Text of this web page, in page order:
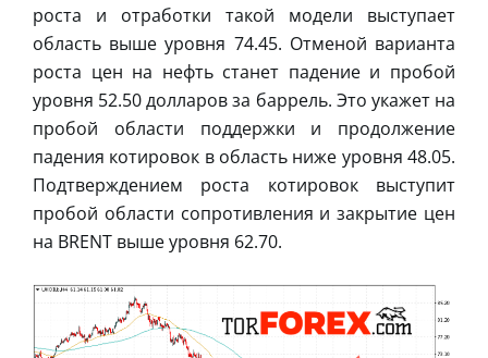
роста и отработки такой модели выступает
область выше уровня 74.45. Отменой варианта
роста цен на нефть станет падение и пробой
уровня 52.50 долларов за баррель. Это укажет на
пробой области поддержки и продолжение
падения котировок в область ниже уровня 48.05.
Подтверждением роста котировок выступит
пробой области сопротивления и закрытие цен
на BRENT выше уровня 62.70.